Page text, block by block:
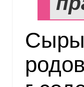
Сыры